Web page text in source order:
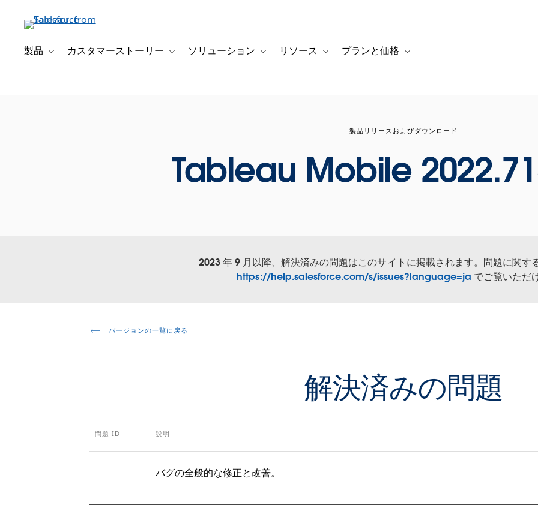
製品 Toggle sub-navigation for 製品
カスタマーストーリー Toggle sub-navigation for カスタマーストーリー
ソリューション Toggle sub-navigation for ソリューション
リソース Toggle sub-navigation for リソース
プランと価格 Toggle sub-navigation for プランと価
製品リリースおよびダウンロード
Tableau Mobile
2023 年 9 月以降、解決済みの問題はこのサイトに掲載されます。問題に関す
https://help.salesforce.com/s/issues?language=ja でご覧いただ
バージョンの一覧に戻る
解決済みの問題
問題 ID 説明
バグの全般的な修正と改善。